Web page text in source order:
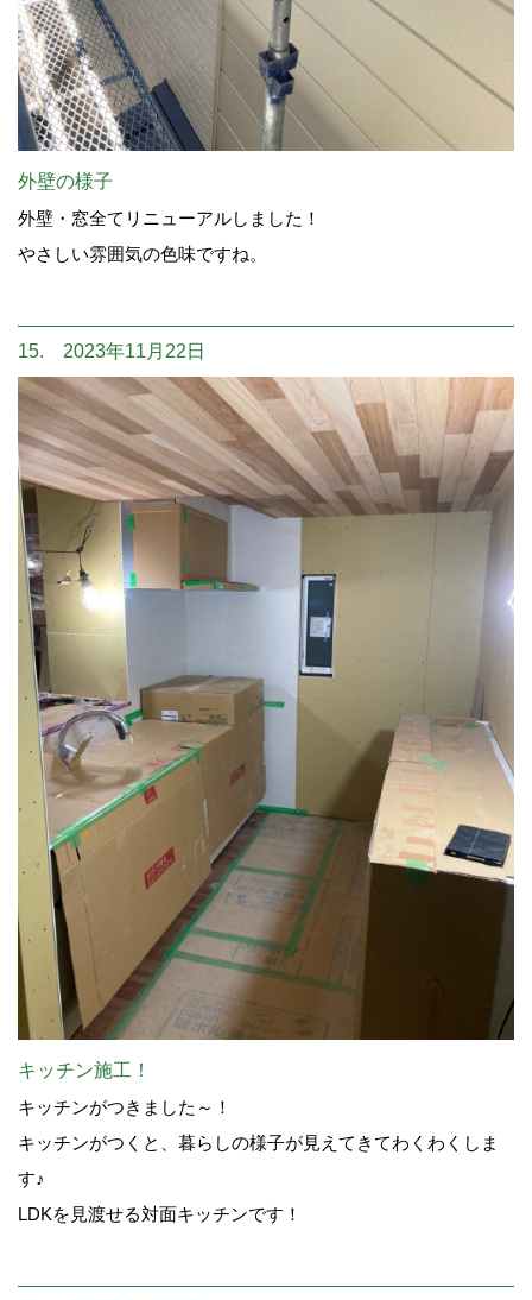
外壁の様子
外壁・窓全てリニューアルしました！
やさしい雰囲気の色味ですね。
15. 2023年11月22日
キッチン施工！
キッチンがつきました～！
キッチンがつくと、暮らしの様子が見えてきてわくわくしま
す♪
LDKを見渡せる対面キッチンです！